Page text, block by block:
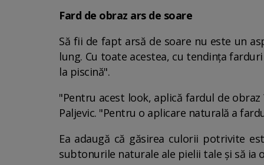
Fard de obraz ars de soare
Să fii de fapt arsă de soare nu este un
lung. Cu toate acestea, cu tendința
la piscină".
"Pentru acest look, aplică fardul de
Paljevic. "Pentru o aplicare naturală a
Ea adaugă că găsirea culorii potrivite
subtonurile naturale ale pielii tale și să ia